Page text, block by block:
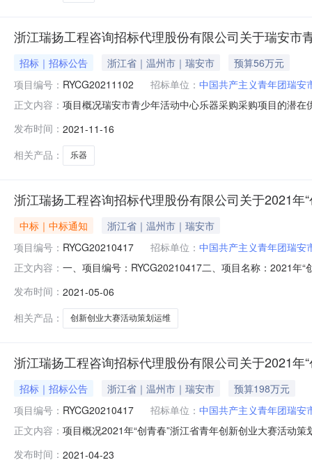
浙江瑞扬工程咨询招标代理股份有限公司关于瑞安市
招标｜招标公告 浙江省｜温州市｜瑞安市
预算56万元
项目编号： RYCG20211102 招标单位： 中国共产主义青年团瑞安
正文内容： 项目概况瑞安市青少年活动中心乐器采购采购项目的潜
求：数量：不限预算金额（元）：560000单位：项简要
（否）接
发布时间： 2021-11-16
相关产品：
乐器
浙江瑞扬工程咨询招标代理股份有限公司关于2021
中标｜中标通知
浙江省｜温州市｜瑞安市
项目编号： RYCG20210417 招标单位： 中国共产主义青年团瑞安
正文内容： 一、项目编号：RYCG20210417二、项目名称：2021年
信息1.货物类主要标的信息：2.工程类主要标的信息：3.
发布时间： 2021-05-06
相关产品：
创新创业大赛活动策划运维
浙江瑞扬工程咨询招标代理股份有限公司关于2021
招标｜招标公告 浙江省｜温州市｜瑞安市
预算198万元
项目编号： RYCG20210417 招标单位： 中国共产主义青年团瑞安
正文内容： 项目概况2021年“创青春”浙江省青年创新创业大赛活动
金额（元）：1980000最高限价（元）：1980000采购
发布时间： 2021-04-23